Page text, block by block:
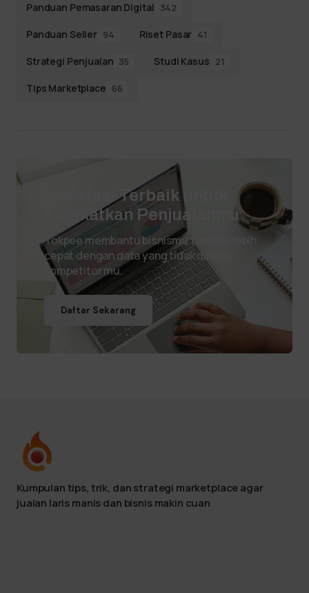
Panduan Pemasaran Digital 342
Panduan Seller 94 Riset Pasar 41
Strategi Penjualan 35 Studi Kasus 21
Tips Marketplace 66
Investasi Terbaik untuk
Tingkatkan Penjualanmu
Tokpee membantu bisnismu tumbuh lebih
cepat dengan data yang tidak dimiliki
kompetitor mu.
Daftar Sekarang
Kumpulan tips, trik, dan strategi marketplace agar
jualan laris manis dan bisnis makin cuan